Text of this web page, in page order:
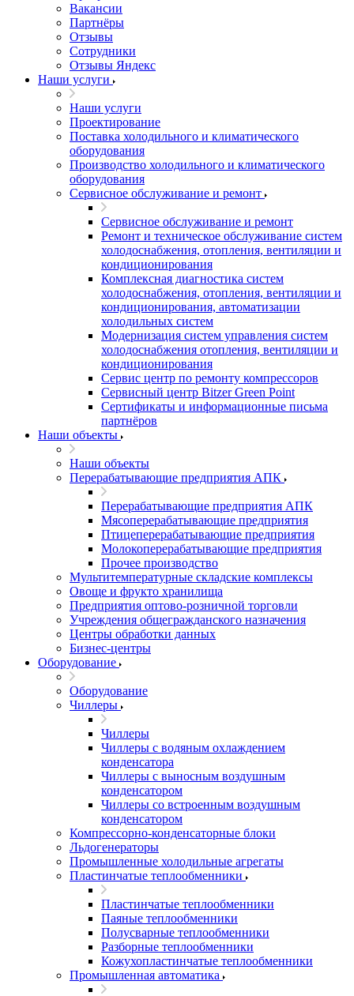
Вакансии
Партнёры
Отзывы
Сотрудники
Отзывы Яндекс
Наши услуги
Наши услуги
Проектирование
Поставка холодильного и климатического
оборудования
Производство холодильного и климатического
оборудования
Сервисное обслуживание и ремонт
Сервисное обслуживание и ремонт
Ремонт и техническое обслуживание систем
холодоснабжения, отопления, вентиляции и
кондиционирования
Комплексная диагностика систем
холодоснабжения, отопления, вентиляции и
кондиционирования, автоматизации
холодильных систем
Модернизация систем управления систем
холодоснабжения отопления, вентиляции и
кондиционирования
Сервис центр по ремонту компрессоров
Сервисный центр Bitzer Green Point
Сертификаты и информационные письма
партнёров
Наши объекты
Наши объекты
Перерабатывающие предприятия АПК
Перерабатывающие предприятия АПК
Мясоперерабатывающие предприятия
Птицеперерабатывающие предприятия
Молокоперерабатывающие предприятия
Прочее производство
Мультитемпературные складские комплексы
Овоще и фрукто хранилища
Предприятия оптово-розничной торговли
Учреждения общегражданского назначения
Центры обработки данных
Бизнес-центры
Оборудование
Оборудование
Чиллеры
Чиллеры
Чиллеры с водяным охлаждением
конденсатора
Чиллеры с выносным воздушным
конденсатором
Чиллеры со встроенным воздушным
конденсатором
Компрессорно-конденсаторные блоки
Льдогенераторы
Промышленные холодильные агрегаты
Пластинчатые теплообменники
Пластинчатые теплообменники
Паяные теплообменники
Полусварные теплообменники
Разборные теплообменники
Кожухопластинчатые теплообменники
Промышленная автоматика